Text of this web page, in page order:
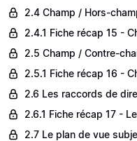
2.4 Champ / Hors-
2.4.1 Fiche récap 15 -
2.5 Champ / Contre-
2.5.1 Fiche récap 16 -
2.6 Les raccords de
2.6.1 Fiche récap 17 -
2.7 Le plan de vue